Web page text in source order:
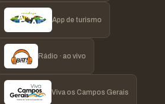
App de turismo
Rádio · ao vivo
Viva os Campos Gerais